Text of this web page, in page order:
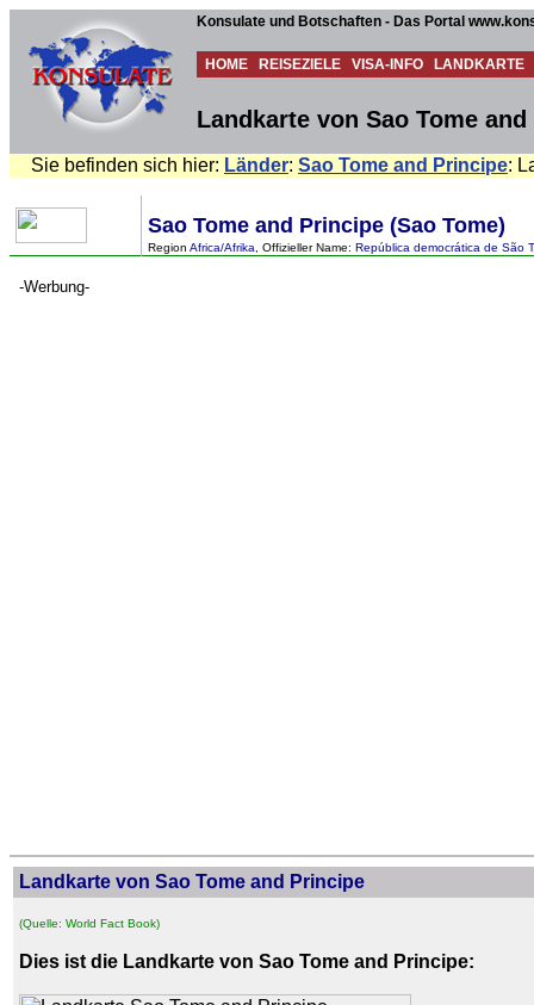
Konsulate und Botschaften - Das Portal
HOME REISEZIELE VISA-INFO LANDKARTE
Landkarte von Sao Tome
Sie befinden sich hier: Länder: Sao Tome and Principe:
Sao Tome and Principe (Sao Tome)
Region Africa/Afrika , Offizieller Name: República democrática de São
-Werbung-
Landkarte von Sao Tome and Principe
(Quelle: World Fact Book)
Dies ist die Landkarte von Sao Tome and Principe: